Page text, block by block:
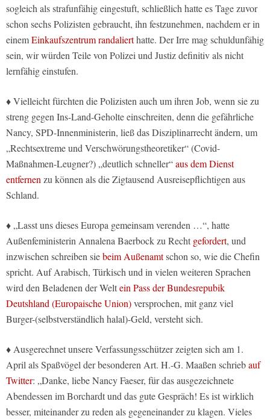
sogleich als strafunfähig eingestuft, schließlich hatte es Tage zuvor
schon sechs Polizisten gebraucht, ihn festzunehmen, nachdem er in
einemEinkaufszentrum randalierthatte. Der Irre mag schuldunfähig
sein, wir würden Teile von Polizei und Justiz definitiv als nicht
lernfähig einstufen.
♦ Vielleicht fürchten die Polizisten auch um ihren Job, wenn sie zu
streng gegen Ins-Land-Geholte einschreiten, denn die gefährliche
Nancy, SPD-Innenministerin, ließ das Disziplinarrecht ändern, um
„Rechtsextreme und Verschwörungstheoretiker“ (Covid-
Maßnahmen-Leugner?) „deutlich schneller“aus dem Dienst
entfernenzu können als die Zigtausend Ausreisepflichtigen aus
Schland.
♦ „Lasst uns dieses Europa gemeinsam verenden …“, hatte
Außenfeministerin Annalena Baerbock zu Recht gefordert, und
inzwischen schreiben siebeim Außenamtschon so, wie die Chefin
spricht. Auf Arabisch, Türkisch und in vielen weiteren Sprachen
wird den Beladenen der Weltein Pass der Bundesrepubik
Deutshland (Europaische Union)versprochen, mit ganz viel
Burger-(selbstverständlich halal)-Geld, versteht sich.
♦ Ausgerechnet unsere Verfassungsschützer zeigten sich am 1.
April als Spaßvögel der besonderen Art. H.-G. Maaßen schriebauf
Twitter: „Danke, liebe Nancy Faeser, für das ausgezeichnete
Abendessen im Borchardt und das gute Gespräch! Es ist wirklich
besser, miteinander zu reden als gegeneinander zu klagen. Vieles